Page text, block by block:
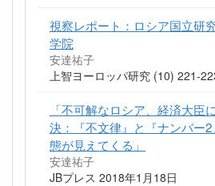
視察レポート：ロシア国立研
学院
安達祐子
上智ヨーロッパ研究 (10) 221-
「不可解なロシア、経済大臣
決：『不文律』と『ナンバー
態が見えてくる」
安達祐子
JBプレス 2018年1月18日